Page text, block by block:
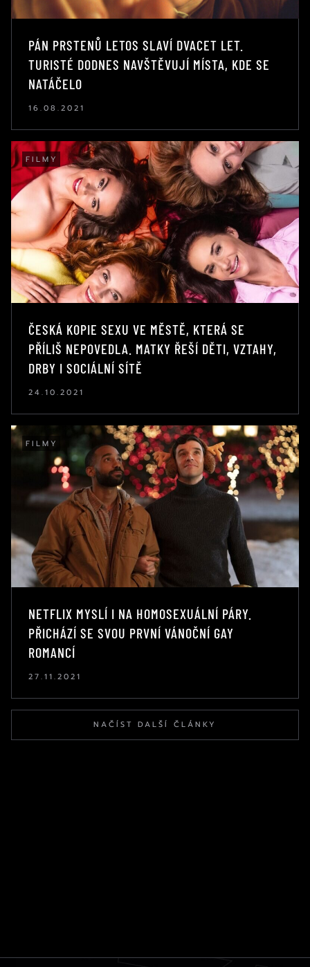
PÁN PRSTENŮ LETOS SLAVÍ DVACET LET.
TURISTÉ DODNES NAVŠTĚVUJÍ MÍSTA, KDE SE
NATÁČELO
16.08.2021
FILMY
ČESKÁ KOPIE SEXU VE MĚSTĚ, KTERÁ SE
PŘÍLIŠ NEPOVEDLA. MATKY ŘEŠÍ DĚTI, VZTAHY,
DRBY I SOCIÁLNÍ SÍTĚ
24.10.2021
FILMY
NETFLIX MYSLÍ I NA HOMOSEXUÁLNÍ PÁRY.
PŘICHÁZÍ SE SVOU PRVNÍ VÁNOČNÍ GAY
ROMANCÍ
27.11.2021
NAČÍST DALŠÍ ČLÁNKY